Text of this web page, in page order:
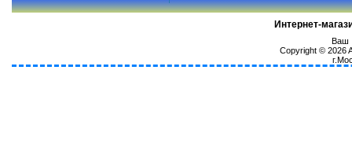
Интернет-
Ваш
Copyright © 2026